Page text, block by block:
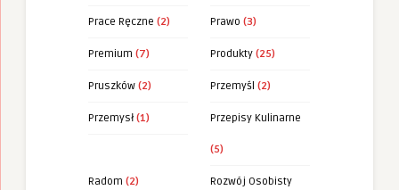
Prace Ręczne (2) Prawo (3)
Premium (7) Produkty (25)
Pruszków (2) Przemyśl (2)
Przemysł (1) Przepisy Kulinarne
(5)
Radom (2) Rozwój Osobisty